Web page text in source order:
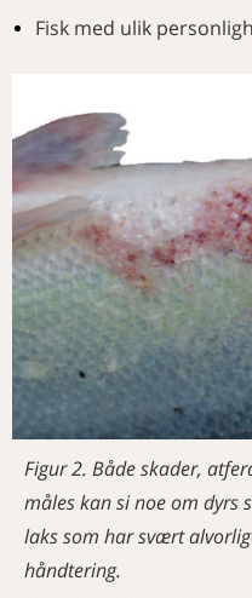
Fisk med ulik
Figur 2. Både skader,
måles kan si noe om dyrs
laks som har svært
håndtering.